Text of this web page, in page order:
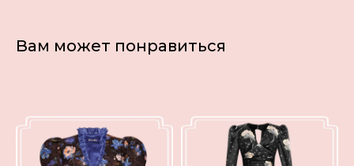
Вам может понравиться